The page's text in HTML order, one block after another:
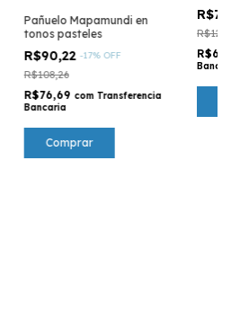
Pañuelo Mapamundi en
tonos pasteles
R$90,22 -17% OFF
R$108,26
R$76,69 com Transferencia
Bancaria